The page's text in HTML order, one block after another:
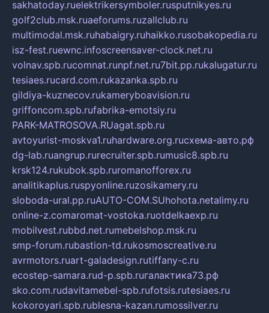
sakhatoday.ruelektrikersymboler.rusputnikyes.ru
golf2club.msk.ruaeforums.ruzallclub.ru
multimodal.msk.ruhabaigry.ruhaikko.rusobakopedia.ru
isz-fest.ruewnc.infoscreensaver-clock.net.ru
volnav.spb.rucomnat.runpf.net.ru7bit.pp.rukalugatur.ru
tesiaes.rucard.com.rukazanka.spb.ru
gildiya-kuznecov.rukameryboavision.ru
griffoncom.spb.rufabrika-emotsiy.ru
PARK-MATROSOVA.RUagat.spb.ru
avtoyurist-moskva1.ruhardware.org.ruсхема-авто.рф
dg-lab.ruangrup.rurecruiter.spb.rumusic8.spb.ru
krsk124.rukubok.spb.ruromanofforex.ru
analitikaplus.ruspyonline.ruzosikamery.ru
sloboda-ural.pp.ruAUTO-COM.SUhohota.netalimy.ru
online-z.comaromat-vostoka.ruotdelkaexp.ru
mobilvest.rubbd.net.rumebelshop.msk.ru
smp-forum.rubastion-td.rukosmoscreative.ru
avrmotors.ruart-galadesign.rutiffany-c.ru
ecostep-samara.rud-p.spb.ruгалактика73.рф
sko.com.rudavitamebel-spb.rufotsis.rutesiaes.ru
kokoroyari.spb.rublesna-kazan.rumossilver.ru